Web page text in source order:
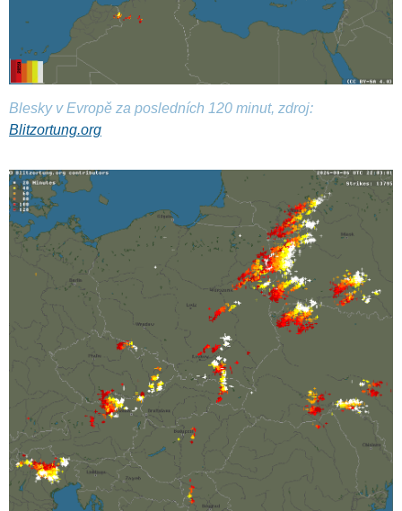
Blesky v Evropě za posledních 120 minut, zdroj:
Blitzortung.org